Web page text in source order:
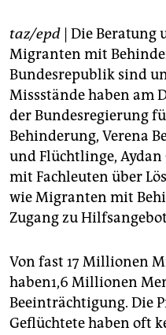
abo
genossenschaft
epaper login
taz/epd | Die
Migranten mit
Bundesrepublik sind
Missstände haben am
der Bundesregierung
Behinderung, Verena
und Flüchtlinge,
mit Fachleuten über
wie Migranten mit
Zugang zu
Von fast 17 Millionen
haben1,6 Millionen
Beeinträchtigung. Die
Geflüchtete haben oft